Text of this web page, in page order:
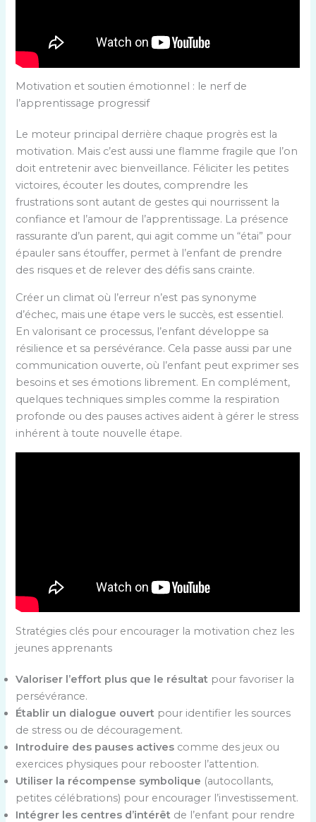
Motivation et soutien émotionnel : le nerf de
l’apprentissage progressif
Le moteur principal derrière chaque progrès est la
motivation. Mais c’est aussi une flamme fragile que l’on
doit entretenir avec bienveillance. Féliciter les petites
victoires, écouter les doutes, comprendre les
frustrations sont autant de gestes qui nourrissent la
confiance et l’amour de l’apprentissage. La présence
rassurante d’un parent, qui agit comme un “étai” pour
épauler sans étouffer, permet à l’enfant de prendre
des risques et de relever des défis sans crainte.
Créer un climat où l’erreur n’est pas synonyme
d’échec, mais une étape vers le succès, est essentiel.
En valorisant ce processus, l’enfant développe sa
résilience et sa persévérance. Cela passe aussi par une
communication ouverte, où l’enfant peut exprimer ses
besoins et ses émotions librement. En complément,
quelques techniques simples comme la respiration
profonde ou des pauses actives aident à gérer le stress
inhérent à toute nouvelle étape.
Stratégies clés pour encourager la motivation chez les
jeunes apprenants
Valoriser l’effort plus que le résultat pour favoriser la
persévérance.
Établir un dialogue ouvert pour identifier les sources
de stress ou de découragement.
Introduire des pauses actives comme des jeux ou
exercices physiques pour rebooster l’attention.
Utiliser la récompense symbolique (autocollants,
petites célébrations) pour encourager l’investissement.
Intégrer les centres d’intérêt de l’enfant pour rendre